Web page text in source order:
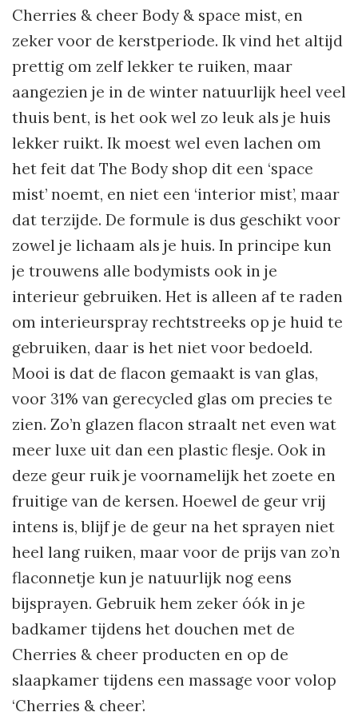
Cherries & cheer Body & space mist, en
zeker voor de kerstperiode. Ik vind het altijd
prettig om zelf lekker te ruiken, maar
aangezien je in de winter natuurlijk heel veel
thuis bent, is het ook wel zo leuk als je huis
lekker ruikt. Ik moest wel even lachen om
het feit dat The Body shop dit een ‘space
mist’ noemt, en niet een ‘interior mist’, maar
dat terzijde. De formule is dus geschikt voor
zowel je lichaam als je huis. In principe kun
je trouwens alle bodymists ook in je
interieur gebruiken. Het is alleen af te raden
om interieurspray rechtstreeks op je huid te
gebruiken, daar is het niet voor bedoeld.
Mooi is dat de flacon gemaakt is van glas,
voor 31% van gerecycled glas om precies te
zien. Zo’n glazen flacon straalt net even wat
meer luxe uit dan een plastic flesje. Ook in
deze geur ruik je voornamelijk het zoete en
fruitige van de kersen. Hoewel de geur vrij
intens is, blijf je de geur na het sprayen niet
heel lang ruiken, maar voor de prijs van zo’n
flaconnetje kun je natuurlijk nog eens
bijsprayen. Gebruik hem zeker óók in je
badkamer tijdens het douchen met de
Cherries & cheer producten en op de
slaapkamer tijdens een massage voor volop
‘Cherries & cheer’.